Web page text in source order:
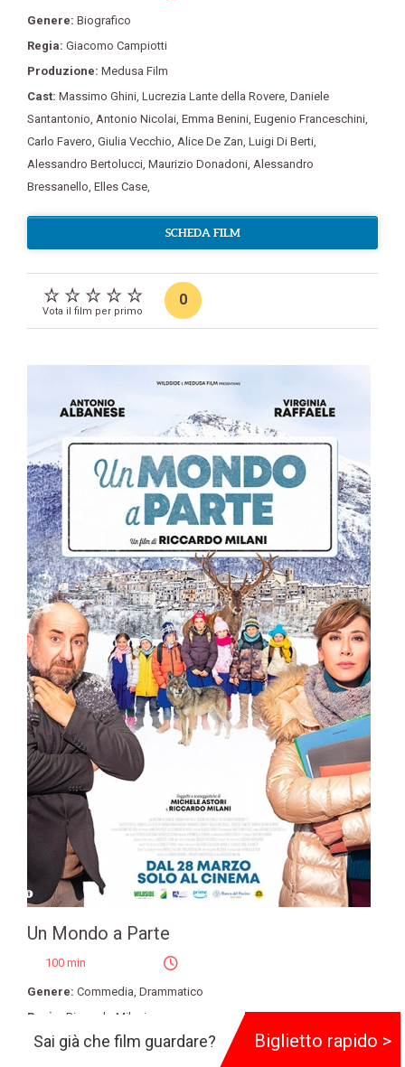
Genere: Biografico
Regia: Giacomo Campiotti
Produzione: Medusa Film
Cast: Massimo Ghini Lucrezia Lante della Rovere Daniele
Santantonio Antonio Nicolai Emma Benini Eugenio Franceschini
Carlo Favero Giulia Vecchio Alice De Zan Luigi Di Berti
Alessandro Bertolucci Maurizio Donadoni Alessandro
Bressanello Elles Case
SCHEDA FILM
Vota il film per primo
0
Un Mondo a Parte
100 min
Genere: Commedia Drammatico
Regia: Riccardo Milani
Produzione:Medusa Film
Sai già che film guardare? Biglietto rapido >